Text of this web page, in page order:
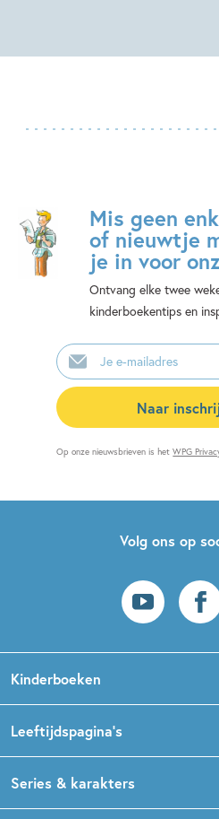
Mis geen
of nieuwtje
je in voor
Ontvang elke twee
kinderboekentips en
E-
mailadres
Naar
Op onze nieuwsbrieven is hetWPG
Volg ons op
Kinderboeken
Prentenboeken
Leeftijdspagina’s
Boekentips 1,5 - 3 jaar
Series & karakters